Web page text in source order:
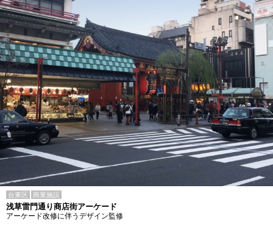
台東区 商業施設
浅草雷門通り商店街アーケード
アーケード改修に伴うデザイン監修